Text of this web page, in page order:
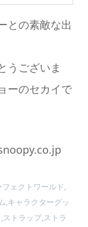
との素敵な出
うございま
ーのセカイで
ェクトワールド,
,キャラクターグッ
ストラップ,ストラ